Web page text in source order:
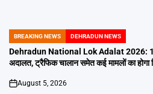
POSTED
IN
BREAKING NEWS DEHRADUN NEWS
Dehradun National Lok Adalat 2026: 12
अदालत, ट्रैफिक चालान समेत कई मामलों का होगा
on
August 5, 2026